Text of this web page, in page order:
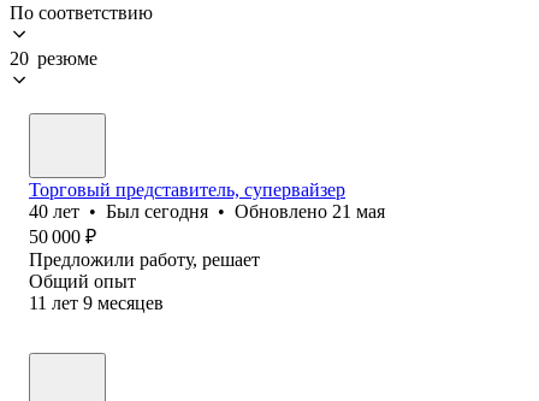
По соответствию
20 резюме
Торговый представитель, супервайзер
40 лет • Был сегодня • Обновлено 21 мая
50 000 ₽
Предложили работу, решает
Общий опыт
11 лет 9 месяцев